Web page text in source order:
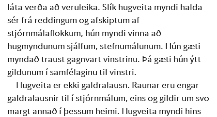
láta verða að veruleika. Slík hugveita myndi halda
sér frá reddingum og afskiptum af
stjórnmálaflokkum, hún myndi vinna að
hugmyndunum sjálfum, stefnumálunum. Hún gæti
myndað traust gagnvart vinstrinu. Þá gæti hún ýtt
gildunum í samfélaginu til vinstri.
Hugveita er ekki galdralausn. Raunar eru engar
galdralausnir til í stjórnmálum, eins og gildir um svo
margt annað í þessum heimi. Hugveita myndi hins